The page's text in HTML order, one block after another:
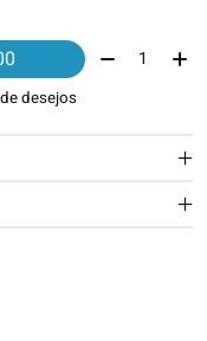
Quantidade:
desejos